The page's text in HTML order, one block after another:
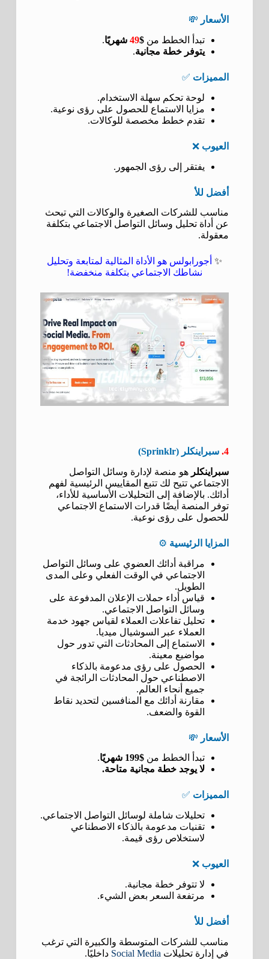
الأسعار 💸
تبدأ الخطط من $
49شهريًا.
يتوفر خطة مجانية.
المميزات ✅
لوحة تحكم سهلة الاستخدام.
مزايا الاستماع للحصول على رؤى نوعية.
تقدم خطط مخصصة للوكالات.
العيوب ❌
يفتقر إلى رؤى الجمهور.
أفضل للأ
مناسب للشركات الصغيرة والوكالات التي تبحث
عن أداة تحليل وسائل التواصل الاجتماعي بتكلفة
معقولة.
✨ أجورابولس هو الأداة المثالية لمتابعة وتحليل
نشاطك الاجتماعي بتكلفة منخفضة!
4. سبراينكلر (Sprinklr)
سبراينكلر هو منصة لإدارة وسائل التواصل
الاجتماعي تتيح لك تتبع المقاييس الرئيسية لفهم
أدائك. بالإضافة إلى التحليلات الأساسية للأداء،
توفر المنصة أيضًا قدرات الاستماع الاجتماعي
للحصول على رؤى نوعية.
المزايا الرئيسية ⚙️
مراقبة أدائك العضوي على وسائل التواصل
الاجتماعي في الوقت الفعلي وعلى المدى
الطويل.
قياس أداء حملات الإعلان المدفوعة على
وسائل التواصل الاجتماعي.
تحليل تفاعلات العملاء لقياس جهود خدمة
العملاء عبر السوشيال ميديا.
الاستماع إلى المحادثات التي تدور حول
مواضيع معينة.
الحصول على رؤى مدعومة بالذكاء
الاصطناعي حول المحادثات الرائجة في
جميع أنحاء العالم.
مقارنة أدائك مع المنافسين لتحديد نقاط
القوة والضعف.
الأسعار 💸
تبدأ الخطط من $199 شهريًا
.
لا يوجد خطة مجانية متاحة.
المميزات ✅
تحليلات شاملة لوسائل التواصل الاجتماعي.
تقنيات مدعومة بالذكاء الاصطناعي
لاستخلاص رؤى قيمة.
العيوب ❌
لا تتوفر خطة مجانية.
مرتفعة السعر بعض الشيء.
أفضل للأ
مناسب للشركات المتوسطة والكبيرة التي ترغب
في إدارة تحليلات Social Media داخليًا.